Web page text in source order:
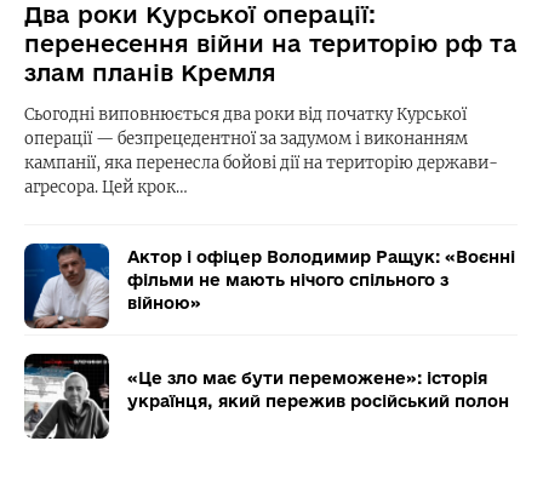
Два роки Курської операції:
перенесення війни на територію рф та
злам планів Кремля
Сьогодні виповнюється два роки від початку Курської
операції — безпрецедентної за задумом і виконанням
кампанії, яка перенесла бойові дії на територію держави-
агресора. Цей крок…
Актор і офіцер Володимир Ращук: «Воєнні
фільми не мають нічого спільного з
війною»
«Це зло має бути переможене»: історія
українця, який пережив російський полон